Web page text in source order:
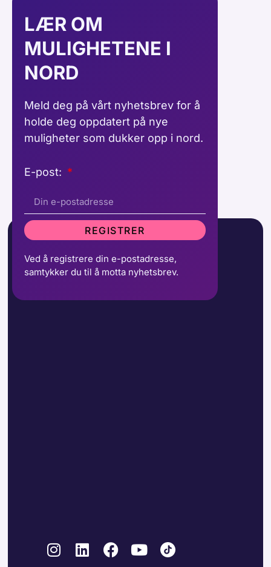
LÆR OM
MULIGHETENE I
NORD
Meld deg på vårt nyhetsbrev for å
holde deg oppdatert på nye
muligheter som dukker opp i nord.
E-post:
REGISTRER
Ved å registrere din e-postadresse,
samtykker du til å motta nyhetsbrev.